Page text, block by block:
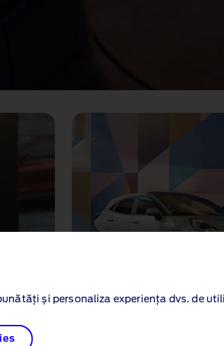
și personaliza experiența dvs. de
Locatia
Nu vă găsiți vehiculul Ford